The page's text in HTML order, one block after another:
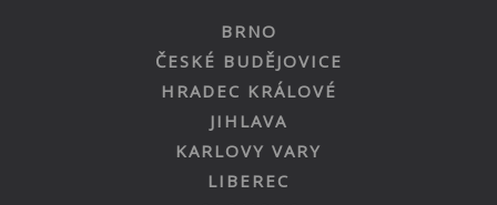
BRNO
ČESKÉ BUDĚJOVICE
HRADEC KRÁLOVÉ
JIHLAVA
KARLOVY VARY
LIBEREC